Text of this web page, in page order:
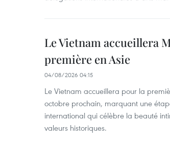
Le Vietnam accueillera
première en Asie
04/08/2026 04:15
Le Vietnam accueillera pour la
octobre prochain, marquant une
international qui célèbre la beauté
valeurs historiques.